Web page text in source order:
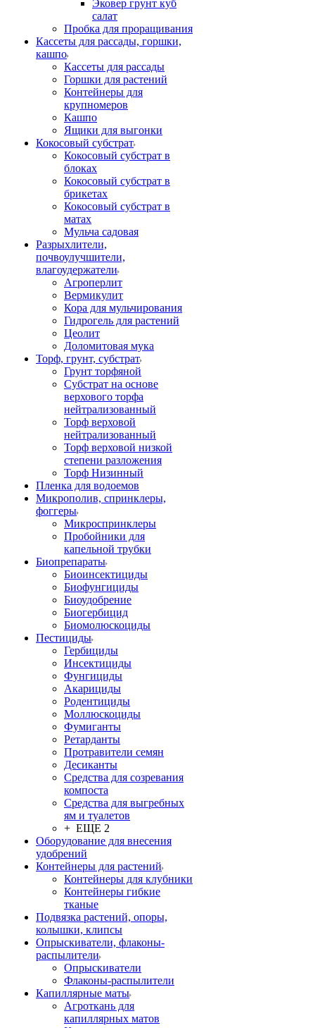
Эковер грунт куб
салат
Пробка для проращивания
Кассеты для рассады, горшки,
кашпо
Кассеты для рассады
Горшки для растений
Контейнеры для
крупномеров
Кашпо
Ящики для выгонки
Кокосовый субстрат
Кокосовый субстрат в
блоках
Кокосовый субстрат в
брикетах
Кокосовый субстрат в
матах
Мульча садовая
Разрыхлители,
почвоулучшители,
влагоудержатели
Агроперлит
Вермикулит
Кора для мульчирования
Гидрогель для растений
Цеолит
Доломитовая мука
Торф, грунт, субстрат
Грунт торфяной
Субстрат на основе
верхового торфа
нейтрализованный
Торф верховой
нейтрализованный
Торф верховой низкой
степени разложения
Торф Низинный
Пленка для водоемов
Микрополив, спринклеры,
фоггеры
Микроспринклеры
Пробойники для
капельной трубки
Биопрепараты
Биоинсектициды
Биофунгициды
Биоудобрение
Биогербицид
Биомолюскоциды
Пестициды
Гербициды
Инсектициды
Фунгициды
Акарициды
Родентициды
Моллюскоциды
Фумиганты
Ретарданты
Протравители семян
Десиканты
Средства для созревания
компоста
Средства для выгребных
ям и туалетов
+ ЕЩЕ 2
Оборудование для внесения
удобрений
Контейнеры для растений
Контейнеры для клубники
Контейнеры гибкие
тканые
Подвязка растений, опоры,
колышки, клипсы
Опрыскиватели, флаконы-
распылители
Опрыскиватели
Флаконы-распылители
Капиллярные маты
Агроткань для
капиллярных матов